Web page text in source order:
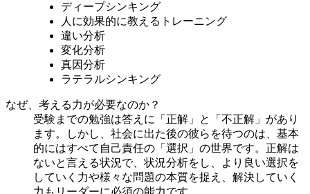
ディープシンキング
人に効果的に教えるトレーニング
違い分析
変化分析
真因分析
ラテラルシンキング
なぜ、考える力が必要なのか？
受験までの勉強は答えに「正解」と「不正解」があり
ます。しかし、社会に出た後の彼らを待つのは、基本
的にはすべて自己責任の「選択」の世界です。正解は
ないと言える状況で、状況分析をし、より良い選択を
していく力や様々な問題の本質を捉え、解決していく
力もリーダーに必須の能力です。